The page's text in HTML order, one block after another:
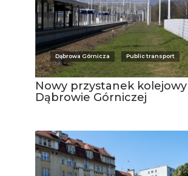
Dąbrowa Górnicza Public transport
Nowy przystanek
Dąbrowie Górniczej